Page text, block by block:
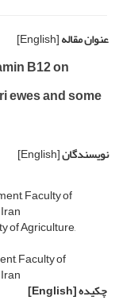
عنوان مقاله[English]
B12 on
ewes and some
نویسندگان[English]
Faculty of
of Agriculture,
Faculty of
چکیده[English]